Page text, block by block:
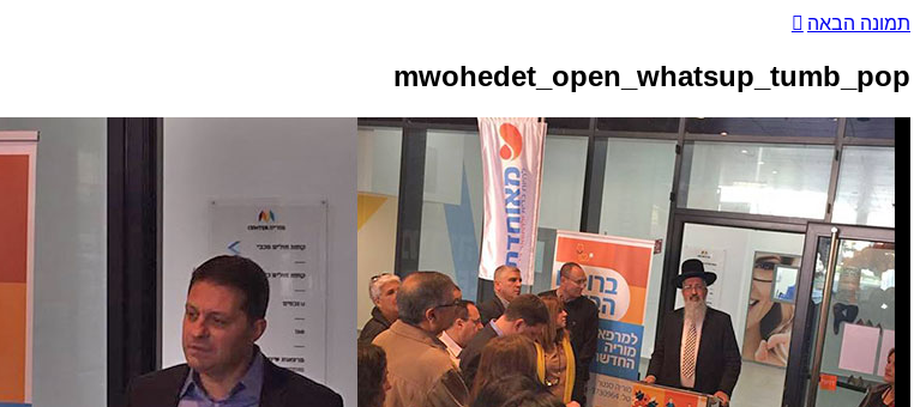
תמונה הבאה
mwohedet_open_whatsup_tumb_pop